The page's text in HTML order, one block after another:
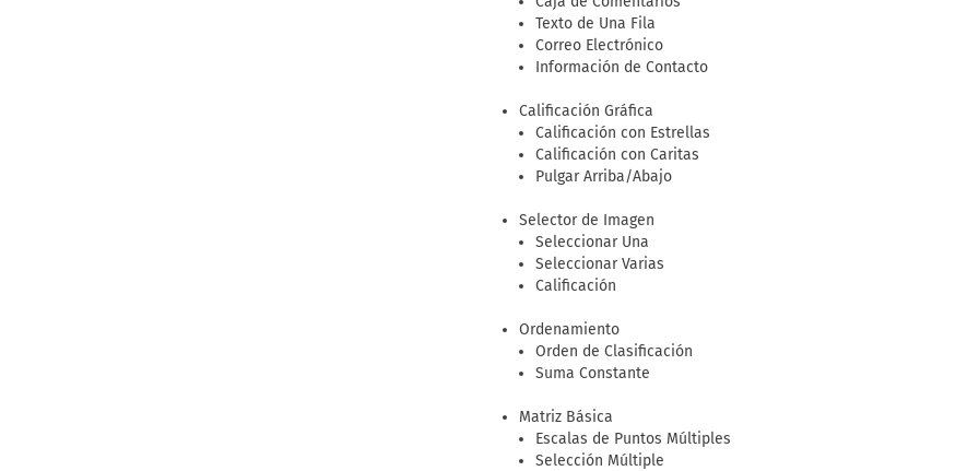
Texto de Una Fila
Correo Electrónico
Información de Contacto
Calificación Gráfica
Calificación con Estrellas
Calificación con Caritas
Pulgar Arriba/Abajo
Selector de Imagen
Seleccionar Una
Seleccionar Varias
Calificación
Ordenamiento
Orden de Clasificación
Suma Constante
Matriz Básica
Escalas de Puntos Múltiples
Selección Múltiple